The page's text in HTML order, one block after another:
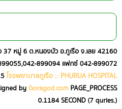
37 หมู่ 6 ต.หนองบัว อ.ภูเรือ จ.เลย 42160
899094 แฟกซ์ 042-899072
โรงพยาบาลภูเรือ :: PHURUA HOSPITAL
by Goragod.com PAGE_PROCESS
0.1184 SECOND (7 quries.)